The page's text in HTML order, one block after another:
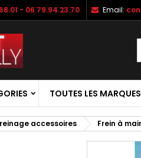
- 06.79.94.23.70 Email:
TOUTES LES MARQUES
accessoires Frein à